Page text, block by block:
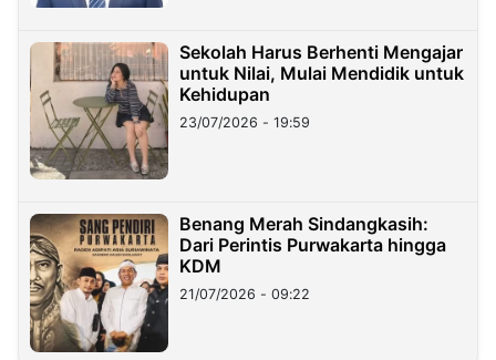
Sekolah Harus Berhenti Mengajar
untuk Nilai, Mulai Mendidik untuk
Kehidupan
23/07/2026 - 19:59
Benang Merah Sindangkasih:
Dari Perintis Purwakarta hingga
KDM
21/07/2026 - 09:22